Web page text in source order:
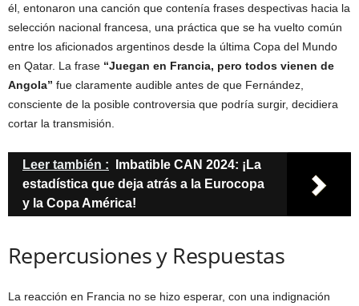
él, entonaron una canción que contenía frases despectivas hacia la
selección nacional francesa, una práctica que se ha vuelto común
entre los aficionados argentinos desde la última Copa del Mundo
en Qatar. La frase “Juegan en Francia, pero todos vienen de
Angola” fue claramente audible antes de que Fernández,
consciente de la posible controversia que podría surgir, decidiera
cortar la transmisión.
Leer también :
Imbatible CAN 2024: ¡La
estadística que deja atrás a la Eurocopa
y la Copa América!
Repercusiones y Respuestas
La reacción en Francia no se hizo esperar, con una indignación